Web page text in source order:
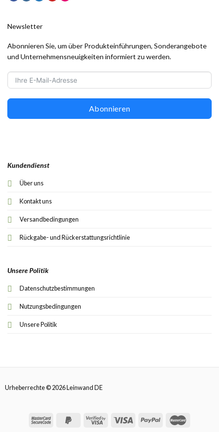
Kundendienst
Über uns
Kontakt uns
Versandbedingungen
Rückgabe- und Rückerstattungsrichtlinie
Unsere Politik
Datenschutzbestimmungen
Nutzungsbedingungen
Unsere Politik
Newsletter
Abonnieren Sie, um über Produkteinführungen, Sonderangebote
und Unternehmensneuigkeiten informiert zu werden.
Abonnieren
Urheberrechte © 2026 Leinwand DE